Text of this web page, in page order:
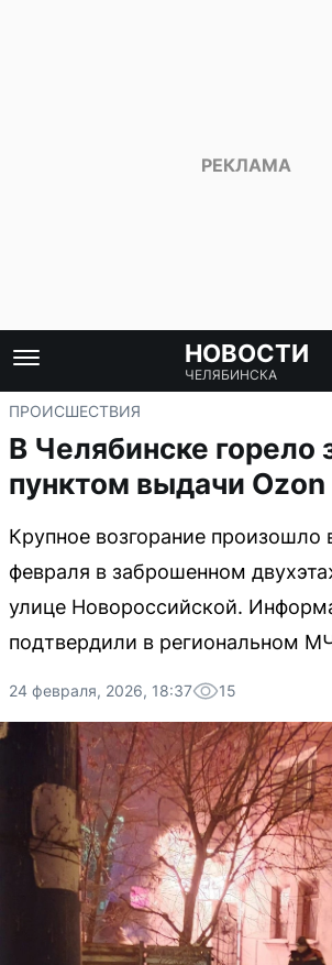
НОВОСТИ
ЧЕЛЯБИНСКА
ПРОИСШЕСТВИЯ
В Челябинске горело
пунктом выдачи Ozon
Крупное возгорание произошло
февраля в заброшенном
улице Новороссийской.
подтвердили в региональном
24 февраля, 2026, 18:37 15